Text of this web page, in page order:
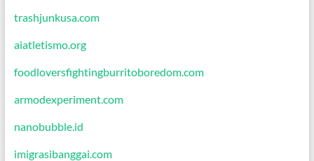
trashjunkusa.com
aiatletismo.org
foodloversfightingburritoboredom.com
armodexperiment.com
nanobubble.id
imigrasibanggai.com